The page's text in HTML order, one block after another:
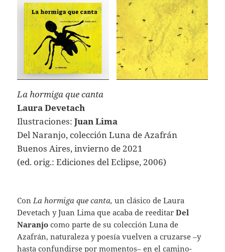
La hormiga que canta
Laura Devetach
Ilustraciones:Juan Lima
Del Naranjo, colección Luna de Azafrán
Buenos Aires, invierno de 2021
(ed. orig.: Ediciones del Eclipse, 2006)
Con La hormiga que canta, un clásico de Laura
Devetach y Juan Lima que acaba de reeditarDel
Naranjo como parte de su colección Luna de
Azafrán, naturaleza y poesía vuelven a cruzarse –y
hasta confundirse por momentos– en el camino-